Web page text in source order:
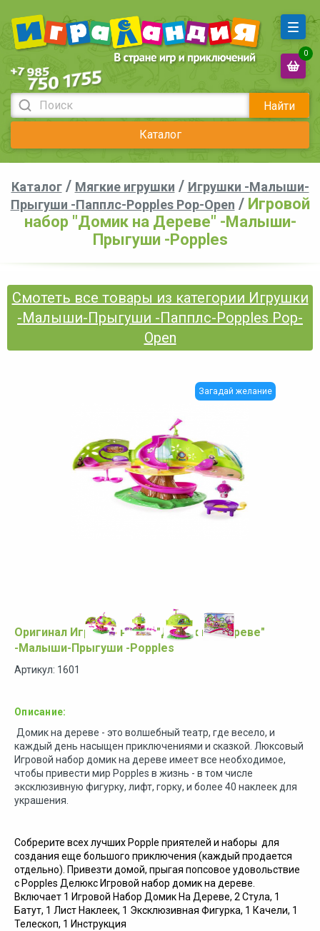
Найти
Каталог
0
Каталог/ Мягкие игрушки / Игрушки -Малыши-
Прыгуши -Папплс-Popples Pop-Open / Игровой
набор "Домик на Дереве" -Малыши-
Прыгуши -Popples
Смотеть все товары из категории Игрушки
-Малыши-Прыгуши -Папплс-Popples Pop-
Open
Загадай желание
Оригинал Игровой набор "Домик на Дереве"
-Малыши-Прыгуши -Popples
Артикул: 1601
Описание:
Домик на дереве - это волшебный театр, где весело, и
каждый день насыщен приключениями и сказкой. Люксовый
Игровой набор домик на дереве имеет все необходимое,
чтобы привести мир Popples в жизнь - в том числе
эксклюзивную фигурку, лифт, горку, и более 40 наклеек для
украшения.
Собрерите всех лучших Popple приятелей и наборы для
создания еще большого приключения (каждый продается
отдельно). Привезти домой, прыгая попсовое удовольствие
с Popples Делюкс Игровой набор домик на дереве.
Включает 1 Игровой Набор Домик На Дереве, 2 Стула, 1
Батут, 1 Лист Наклеек, 1 Эксклюзивная Фигурка, 1 Качели, 1
Телескоп, 1 Инструкция